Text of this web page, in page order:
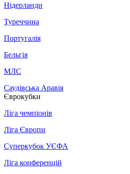
Нідерланди
Туреччина
Португалія
Бельгія
МЛС
Саудівська Аравія
Єврокубки
Ліга чемпіонів
Ліга Європи
Суперкубок УЄФА
Ліга конференцій